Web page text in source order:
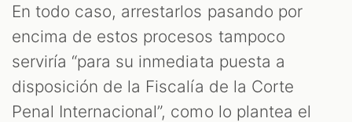
En todo caso, arrestarlos pasando por
encima de estos procesos tampoco
serviría “para su inmediata puesta a
disposición de la Fiscalía de la Corte
Penal Internacional”, como lo plantea el